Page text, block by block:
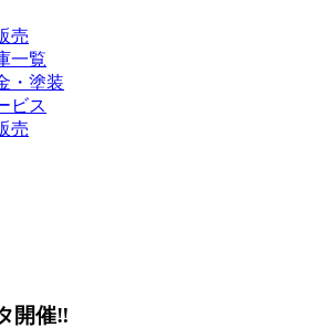
売
一覧
・塗装
ビス
売
開催‼️